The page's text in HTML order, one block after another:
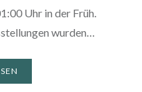
Uhr in der Früh.
wurden…